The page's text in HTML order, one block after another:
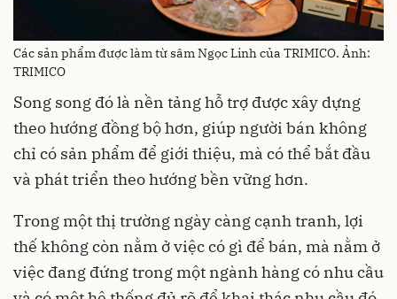
Các sản phẩm được làm từ sâm Ngọc Linh của TRIMICO. Ảnh:
TRIMICO
Song song đó là nền tảng hỗ trợ được xây dựng
theo hướng đồng bộ hơn, giúp người bán không
chỉ có sản phẩm để giới thiệu, mà có thể bắt đầu
và phát triển theo hướng bền vững hơn.
Trong một thị trường ngày càng cạnh tranh, lợi
thế không còn nằm ở việc có gì để bán, mà nằm ở
việc đang đứng trong một ngành hàng có nhu cầu